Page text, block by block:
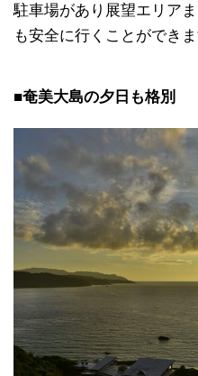
駐車場があり展望エリア
も安全に行くことができま
■奄美大島の夕日も格別